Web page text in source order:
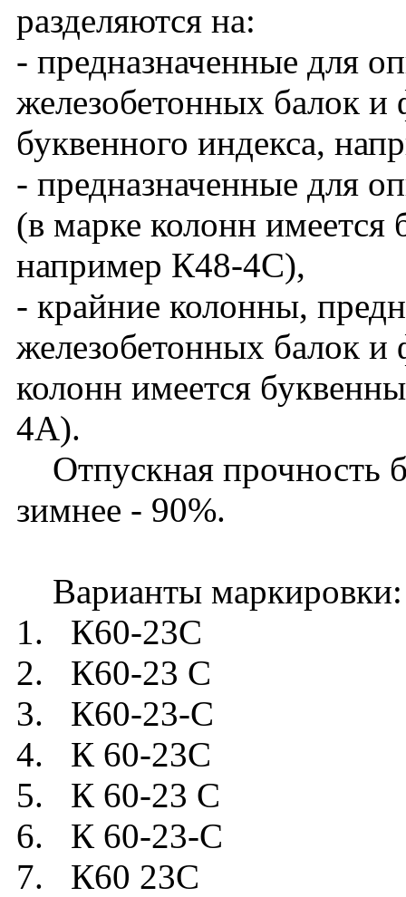
разделяются на:
- предназначенные для
железобетонных балок
буквенного индекса,
- предназначенные для
(в марке колонн
например К48-4С),
- крайние колонны,
железобетонных балок и
колонн имеется
4А).
Отпускная прочность
зимнее - 90%.
Варианты маркировки:
1. К60-23C
2. К60-23 C
3. К60-23-C
4. К 60-23C
5. К 60-23 C
6. К 60-23-C
7. К60 23C